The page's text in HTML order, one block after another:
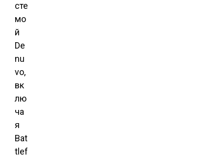
сте
мо
й
De
nu
vo,
вк
лю
ча
я
Bat
tlef